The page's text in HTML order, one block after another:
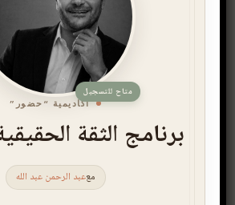
أكاديمية “حضور”
برنامج الثقة
مععبد الرحمن عبد الله
متاح للتسجيل